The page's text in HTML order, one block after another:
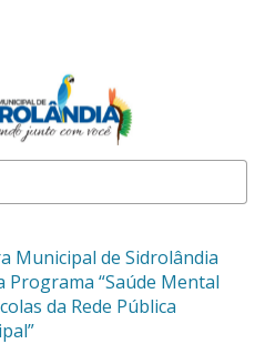
Municipal de Sidrolândia
Programa “Saúde Mental
da Rede Pública